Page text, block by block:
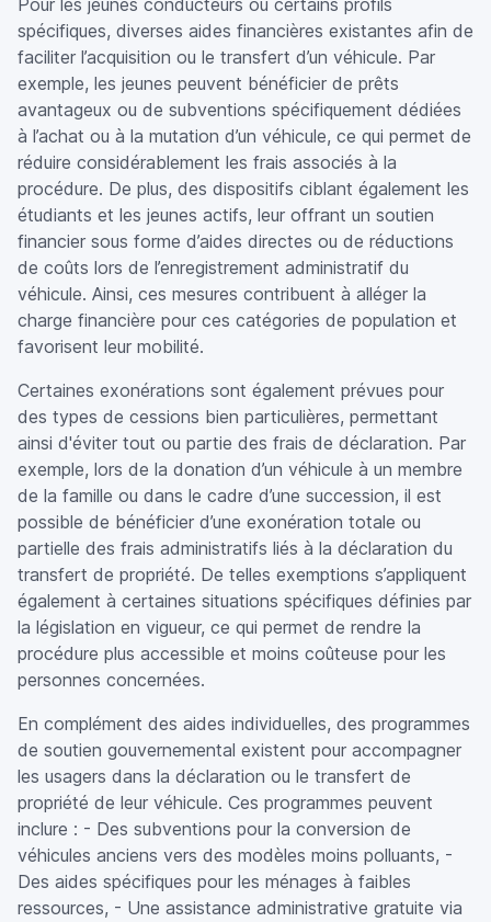
Pour les jeunes conducteurs ou certains profils
spécifiques, diverses aides financières existantes afin de
faciliter l’acquisition ou le transfert d’un véhicule. Par
exemple, les jeunes peuvent bénéficier de prêts
avantageux ou de subventions spécifiquement dédiées
à l’achat ou à la mutation d’un véhicule, ce qui permet de
réduire considérablement les frais associés à la
procédure. De plus, des dispositifs ciblant également les
étudiants et les jeunes actifs, leur offrant un soutien
financier sous forme d’aides directes ou de réductions
de coûts lors de l’enregistrement administratif du
véhicule. Ainsi, ces mesures contribuent à alléger la
charge financière pour ces catégories de population et
favorisent leur mobilité.
Certaines exonérations sont également prévues pour
des types de cessions bien particulières, permettant
ainsi d'éviter tout ou partie des frais de déclaration. Par
exemple, lors de la donation d’un véhicule à un membre
de la famille ou dans le cadre d’une succession, il est
possible de bénéficier d’une exonération totale ou
partielle des frais administratifs liés à la déclaration du
transfert de propriété. De telles exemptions s’appliquent
également à certaines situations spécifiques définies par
la législation en vigueur, ce qui permet de rendre la
procédure plus accessible et moins coûteuse pour les
personnes concernées.
En complément des aides individuelles, des programmes
de soutien gouvernemental existent pour accompagner
les usagers dans la déclaration ou le transfert de
propriété de leur véhicule. Ces programmes peuvent
inclure : - Des subventions pour la conversion de
véhicules anciens vers des modèles moins polluants, -
Des aides spécifiques pour les ménages à faibles
ressources, - Une assistance administrative gratuite via